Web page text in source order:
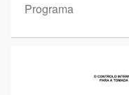
Programa